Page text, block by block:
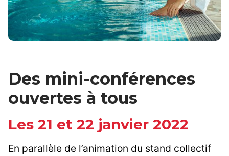
Des mini-conférences
ouvertes à tous
Les 21 et 22 janvier 2022
En parallèle de l’animation du stand collectif